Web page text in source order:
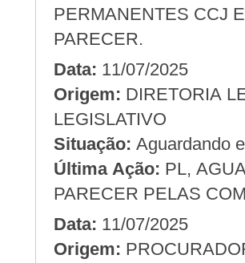
PERMANENTES CCJ
PARECER.
Data: 11/07/2025
Origem:
LEGISLATIVO
Situação: Aguardando
Última Ação: PL,
PARECER PELAS
Data: 11/07/2025
Origem: